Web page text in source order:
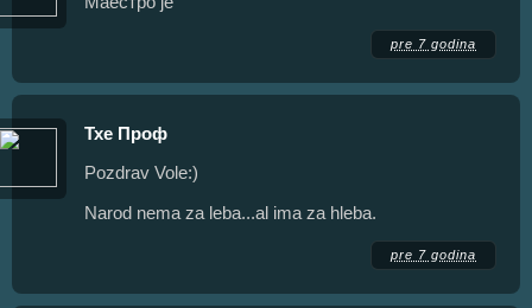
pre 7 godina
Тхе Проф
Pozdrav Vole:)
Narod nema za leba...al ima za hleba.
pre 7 godina